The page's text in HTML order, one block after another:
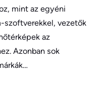
mint az egyéni
szoftverekkel, vezetők
az
Azonban sok